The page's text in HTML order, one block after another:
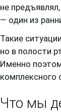
не
— один из
Такие
но в полости
Именно
комплексного
Что мы